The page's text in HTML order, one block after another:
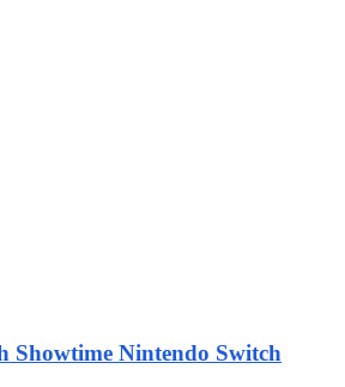
Showtime Nintendo Switch